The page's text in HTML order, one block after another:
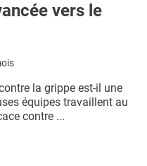
en
vers le
la grippe est-il une
équipes travaillent au
contre ...